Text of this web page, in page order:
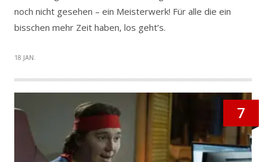
noch nicht gesehen – ein Meisterwerk! Für alle die ein
bisschen mehr Zeit haben, los geht’s.
18 JAN.
7